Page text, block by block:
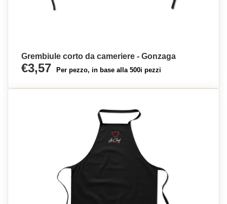
Grembiule corto da cameriere - Gonzaga
€3,57 Per pezzo, in base alla 500i pezzi